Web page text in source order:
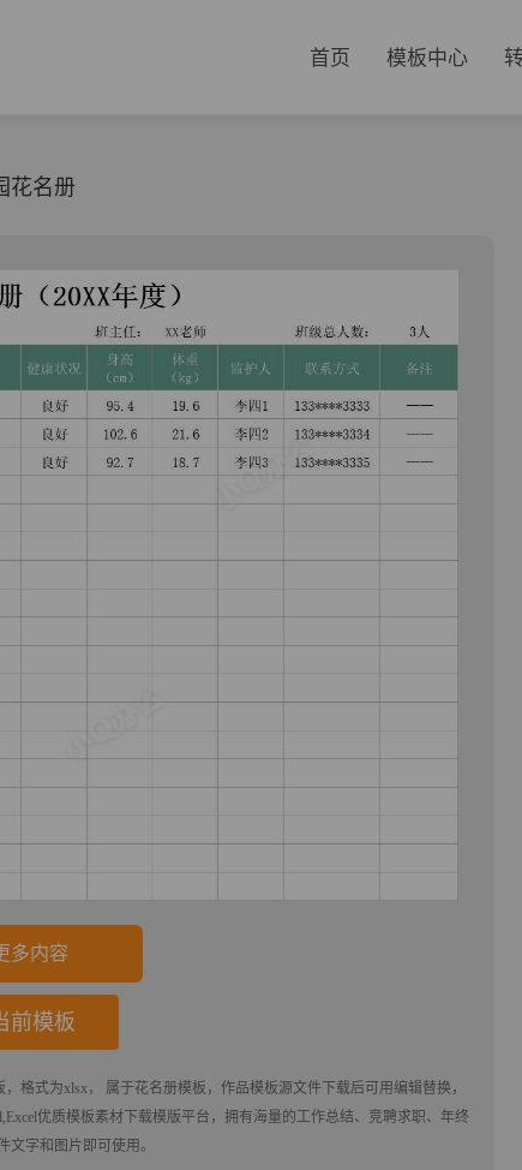
首页 模板中心
花名册
多内容
前模板
，格式为xlsx， 属于花名册模板，作品模板源文件下载后可用编辑替换，
优质模板素材下载模版平台，拥有海量的工作总结、竞聘求职、年终
字和图片即可使用。